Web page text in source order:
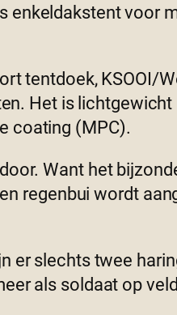
enkeldakstent voor
tentdoek, KSOOI/
Het is
coating (MPC).
Want het
regenbui wordt
er slechts twee
als soldaat op